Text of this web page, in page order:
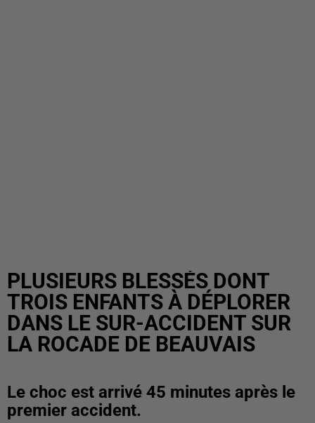
PLUSIEURS BLESSÉS DONT
TROIS ENFANTS À DÉPLORER
DANS LE SUR-ACCIDENT SUR
LA ROCADE DE BEAUVAIS
Le choc est arrivé 45 minutes après le
premier accident.